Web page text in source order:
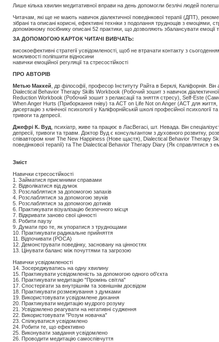
Лише кілька хвилин медитативної вправи на день допомогли безлічі людей
Читачам, які ще не мають навичок діалектичної поведінкової терапії (ДПТ),
зібрані та описані корисні, ефективні техніки з подолання труднощів з емоціями,
допоміжному посібнику описані 52 практики, що дозволяють збалансувати емоції
ЗА ДОПОМОГОЮ КАРТОК ЧИТАЧІ ВИВЧАТЬ:
високоефективні стратегії усвідомленості, щоб не втрачати контакту з
можливості поліпшити відносини
навички емоційної регуляції та стресостійкості
ПРО АВТОРІВ
Метью Маккей , д­р філософії, професор Інституту Райта в Берклі, Каліфорнія.
Dialectical Behavior Therapy Skills Workbook (Робочий зошит з навичок
Reduction Workbook (Робочий зошит з релаксації та зняття стресу), Self-Este
When Anger Hurts (Приборкання гніву) та ACT on Life Not on Anger (АСТ для життя,
дисертацію з клінічної психології у Каліфорнійській школі професійної психології
тривоги та депресії.
Джефрі К. Вуд , психіатр, живе та працює в Лас­Вегасі, шт. Невада. Він
депресії, тривоги та травм. Доктор Вуд є консультантом з духовного розвитку,
співавтором книг The New Happiness (Нове щастя), Dialectical Behavior Therapy
поведінкової терапії) та The Dialectical Behavior Therapy Diary (Як справлятися з
Зміст
Навички стресостійкості
1. Займатися приємними справами
2. Відволікатися від думок
3. Розслаблятися за допомогою запахів
4. Розслаблятися за допомогою звуків
5. Розслаблятися за допомогою дотиків
6. Практикувати візуалізацію безпечного місця
7. Відкривати заново свої цінності
8. Робити паузу
9. Думати про те, як упоратися з труднощами
10. Практикувати радикальне прийняття
11. Відпочивати (РОСА)
12. Демонструвати поведінку, засновану на цінностях
13. Цінувати баланс між почуттями та загрозою
Навички усвідомленості
14. Зосереджуватись на одну хвилину
15. Практикувати усвідомленість за допомогою одного об'єкта
16. Практикувати медитацію "Промінь світла"
17. Спостерігати за внутрішнім та зовнішнім досвідом
18. Практикувати розмежування з думками
19. Використовувати усвідомлене дихання
20. Практикувати медитацію мудрого розуму
21. Усвідомлено реагувати на негативні судження
22. Використовувати "Розум новачка"
23. Спілкуватися усвідомлено
24. Робити те, що ефективно
25. Виконувати завдання усвідомлено
26. Проводити медитацію самоспівчуття